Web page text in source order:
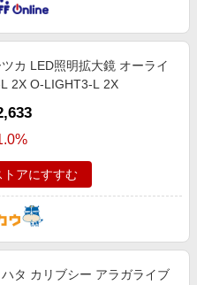
カ LED照明拡大鏡 オーライ
L 2X O-LIGHT3-L 2X
トアにすすむ
ハタ カリブシー アラガライブ